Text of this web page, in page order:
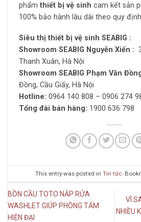
phẩm thiết bị vệ sinh cam kết sản
100% bảo hành lâu dài theo quy
Siêu thị thiết bị vệ sinh SEABIG :
Showroom SEABIG Nguyễn Xiển :
Thanh Xuân, Hà Nội
Showroom SEABIG Phạm Văn
Đồng, Cầu Giấy, Hà Nội
Hotline: 0964 140 808 – 0906 274
Tổng đài bán hàng: 1900 636 798
This entry was posted in Tin tức .
BỒN CẦU TOTO NẮP RỬA
WASHLET GIÚP PHÒNG TẮM
HIỆN ĐẠI
VÌ
NHIỀU